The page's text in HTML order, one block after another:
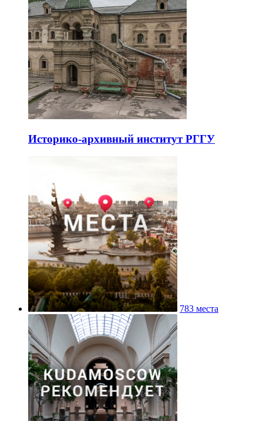
Историко-архивный институт РГГУ
783 места